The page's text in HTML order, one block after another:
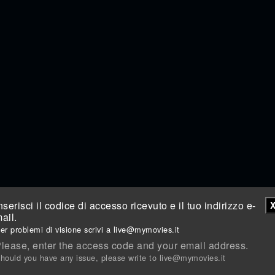
il codice di accesso ricevuto e il tuo indirizzo e-
problemi di visione scrivi a live@mymovies.it
enter the access code and your email address.
you have any issue, please write to live@mymovies.it
X